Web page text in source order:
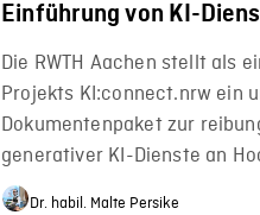
Einführung von KI-
Die RWTH Aachen stellt als
Projekts KI:connect.nrw ein
Dokumentenpaket zur
generativer KI-Dienste an
Dr. habil. Malte Persike